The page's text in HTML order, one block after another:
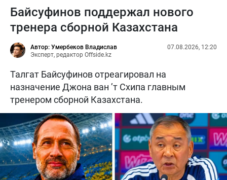
Байсуфинов поддержал нового
тренера сборной Казахстана
Автор: Умербеков Владислав
Эксперт, редактор Offside.kz
07.08.2026, 12:20
Талгат Байсуфинов отреагировал на
назначение Джона ван ’т Схипа главным
тренером сборной Казахстана.